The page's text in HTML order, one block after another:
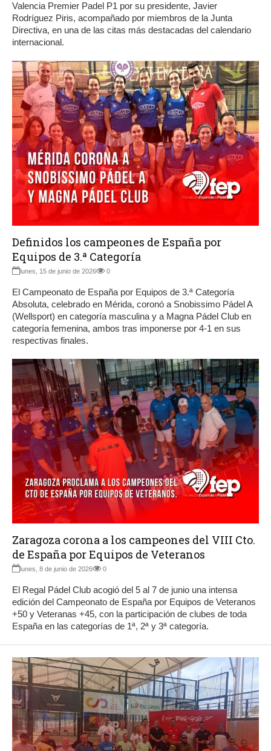
Valencia Premier Padel P1 por su presidente, Javier
Rodríguez Piris, acompañado por miembros de la Junta
Directiva, en una de las citas más destacadas del calendario
internacional.
Definidos los campeones de España por
Equipos de 3.ª Categoría
lunes, 15 de junio de 2026 0
El Campeonato de España por Equipos de 3.ª Categoría
Absoluta, celebrado en Mérida, coronó a Snobissimo Pádel A
(Wellsport) en categoría masculina y a Magna Pádel Club en
categoría femenina, ambos tras imponerse por 4-1 en sus
respectivas finales.
Zaragoza corona a los campeones del VIII Cto.
de España por Equipos de Veteranos
lunes, 8 de junio de 2026 0
El Regal Pádel Club acogió del 5 al 7 de junio una intensa
edición del Campeonato de España por Equipos de Veteranos
+50 y Veteranas +45, con la participación de clubes de toda
España en las categorías de 1ª, 2ª y 3ª categoría.